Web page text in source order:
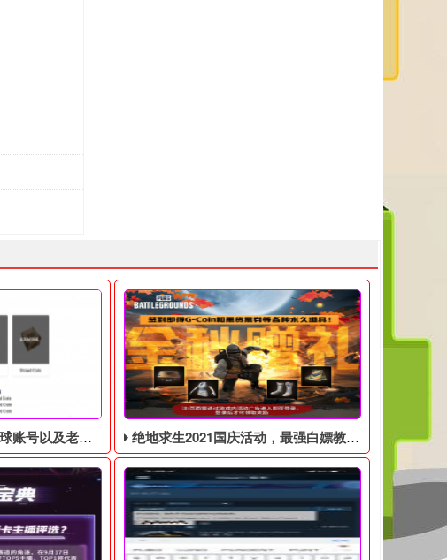
宝攻略，常见问题解答 绝地求生2021国庆活动，最强白嫖教程，最好用的活动攻略